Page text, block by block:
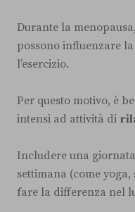
Durante la
possono influenzare
l’esercizio.
Per questo motivo, è
intensi ad attività di
Includere una
settimana (come
fare la differenza nel